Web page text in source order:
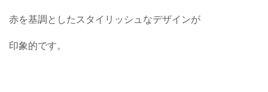
赤を基調としたスタイリッシュなデザインが
印象的です。